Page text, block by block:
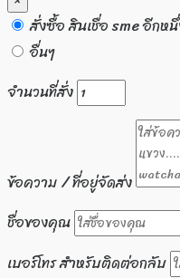
สั่งซื้อ สินเชื่อ sme อีกหนึ่
อื่นๆ
จำนวนที่สั่ง
ข้อความ / ที่อยู่จัดส่ง
ชื่อของคุณ
เบอร์โทร สำหรับติดต่อกลับ